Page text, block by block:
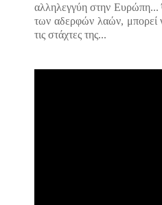
αλληλεγγύη στην
των αδερφών λαών, μπορεί
τις στάχτες της...